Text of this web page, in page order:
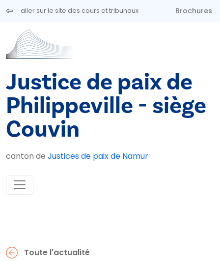
Aller au contenu principal
aller sur le site des cours et tribunaux Brochures
Justice de paix de
Philippeville - siège
Couvin
canton de Justices de paix de Namur
Toute l'actualité